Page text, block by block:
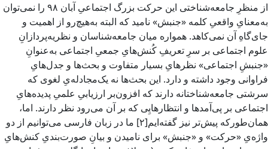
از منظرِ جامعه‌شناختی این حرکت بزرگ اجتماعیِ آبان ۹۸ را نمی‌توان
به‌معنایِ واقعیِ کلمه «جنبش» نامید که البته به‌هیچ‌رو از اهمیت و
جای‌گاهِ آن نمی‌کاهد. همواره میان جامعه‌شناسان و نظریه‌پردازانِ
علوم اجتماعی بر سرِ تعریفِ کُنش‌هایِ جمعیِ اجتماعی به‌عنوانِ
«جنبشِ اجتماعی» نظرهایِ بسیار متفاوت و بحث‌ها و جدل‌هایِ
فراوانی وجود داشته و دارد. این بحث‌ها نه یک‌مجادله‌یِ لغوی که
سرشتی جامعه‌شناختانه دارند که افزون‌بر ارزیابیِ علمیِ پدیده‌هایِ
اجتماعی بر پی‌آمدها و انتظارهایِی که بر آن می‌رود نظر دارند. اما،
همان‌طورکه پیش‌تر نیز گفته‌ایم[۲] ما در زبان فارسی می‌توانیم از دو
واژه‌یِ «حرکت» و «جنبش» برای نامیدن و بیانِ ‌صورت‌بندیِ کنش‌هایِ